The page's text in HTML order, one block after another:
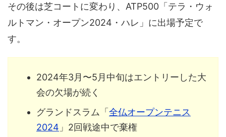
その後は芝コートに変わり、ATP500「テラ・ウォ
ルトマン・オープン2024・ハレ」に出場予定で
す。
2024年3月〜5月中旬はエントリーした大
会の欠場が続く
グランドスラム「 全仏オープンテニス
2024 」2回戦途中で棄権